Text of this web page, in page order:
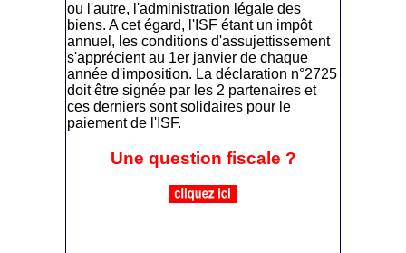
ou l'autre, l'administration légale des
biens. A cet égard, l'ISF étant un impôt
annuel, les conditions d'assujettissement
s'apprécient au 1er janvier de chaque
année d'imposition. La déclaration n°2725
doit être signée par les 2 partenaires et
ces derniers sont solidaires pour le
paiement de l'ISF.
Une question fiscale ?